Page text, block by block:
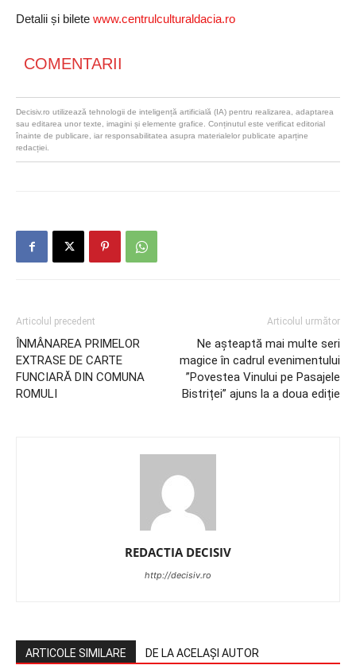
Detalii și bilete www.centrulculturaldacia.ro
COMENTARII
Decisiv.ro utilizează tehnologii de inteligență artificială (IA) pentru realizarea, adaptarea
sau editarea unor texte, imagini și elemente grafice. Conținutul este verificat editorial
înainte de publicare, iar responsabilitatea asupra materialelor publicate aparține
redacției.
Articolul precedent
ÎNMÂNAREA PRIMELOR
EXTRASE DE CARTE
FUNCIARĂ DIN COMUNA
ROMULI
Articolul următor
Ne așteaptă mai multe seri
magice în cadrul evenimentului
”Povestea Vinului pe Pasajele
Bistriței” ajuns la a doua ediție
REDACTIA DECISIV
http://decisiv.ro
ARTICOLE SIMILARE DE LA ACELAȘI AUTOR